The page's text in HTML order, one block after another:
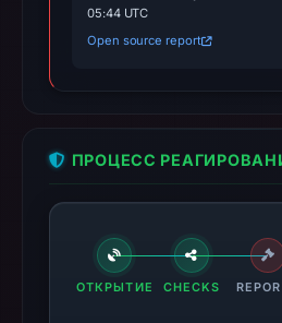
05:44 UTC
Open source report
ПРОЦЕСС
ОТКРЫТИЕ CHECKS